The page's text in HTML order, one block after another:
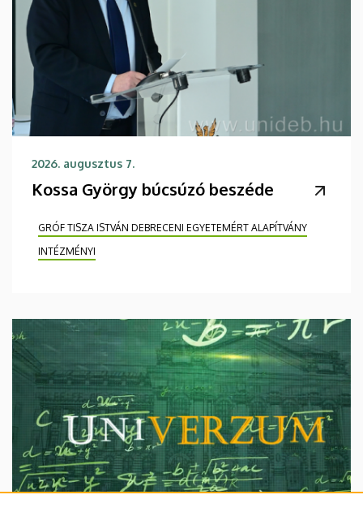
2026. augusztus 7.
Kossa György búcsúzó beszéde
GRÓF TISZA ISTVÁN DEBRECENI EGYETEMÉRT ALAPÍTVÁNY
INTÉZMÉNYI